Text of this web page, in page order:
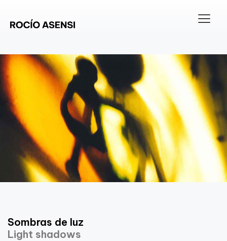
Sombras de luz
Light shadows